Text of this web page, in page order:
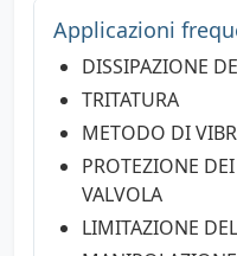
Applicazioni
DISSIPAZIONE
TRITATURA
METODO DI
PROTEZIONE
VALVOLA
LIMITAZIONE